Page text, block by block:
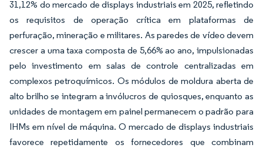
31,12% do mercado de displays industriais em 2025, refletindo
os requisitos de operação crítica em plataformas de
perfuração, mineração e militares. As paredes de vídeo devem
crescer a uma taxa composta de 5,66% ao ano, impulsionadas
pelo investimento em salas de controle centralizadas em
complexos petroquímicos. Os módulos de moldura aberta de
alto brilho se integram a invólucros de quiosques, enquanto as
unidades de montagem em painel permanecem o padrão para
IHMs em nível de máquina. O mercado de displays industriais
favorece repetidamente os fornecedores que combinam